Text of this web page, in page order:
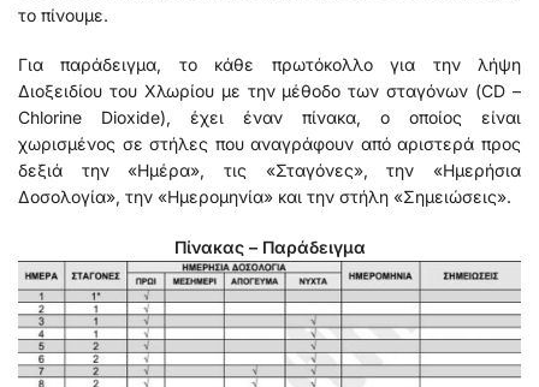
το πίνουμε.
Για παράδειγμα, το κάθε πρωτόκολλο για την λήψη
Διοξειδίου του Χλωρίου με την μέθοδο των σταγόνων (CD –
Chlorine Dioxide), έχει έναν πίνακα, ο οποίος είναι
χωρισμένος σε στήλες που αναγράφουν από αριστερά προς
δεξιά την «Ημέρα», τις «Σταγόνες», την «Ημερήσια
Δοσολογία», την «Ημερομηνία» και την στήλη «Σημειώσεις».
Πίνακας – Παράδειγμα